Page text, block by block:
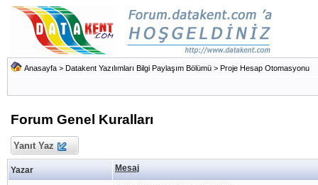
Anasayfa > Datakent Yazılımları Bilgi Paylaşım Bölümü > Proje Hesap Otomasyonu
Forum Genel Kuralları
Yanıt Yaz
Yazar Mesaj